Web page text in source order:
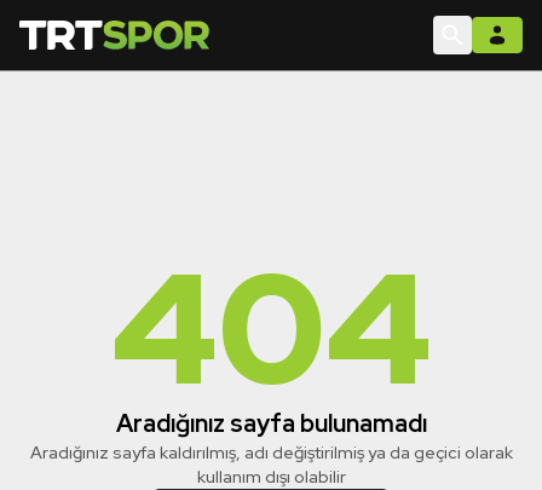
404
Aradığınız sayfa bulunamadı
Aradığınız sayfa kaldırılmış, adı değiştirilmiş ya da geçici olarak
kullanım dışı olabilir